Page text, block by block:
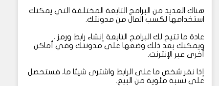
هناك العديد من البرامج التابعة المختلفة التي يمكنك
استخدامها لكسب المال من مدونتك.
عادة ما تتيح لك البرامج التابعة إنشاء رابط ورمز ،
ويمكنك بعد ذلك وضعها على مدونتك وفي أماكن
أخرى عبر الإنترنت.
إذا نقر شخص ما على الرابط واشترى شيئا ما، فستحصل
على نسبة مئوية من البيع.